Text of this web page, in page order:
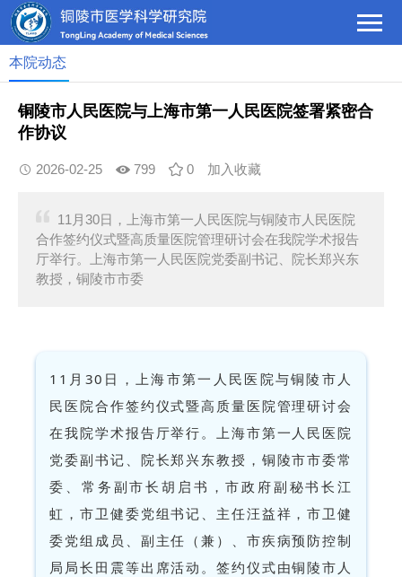
本院动态
铜陵市人民医院与上海市第一人民医院签署紧密合
作协议
2026-02-25 799 0 加入收藏
11月30日，上海市第一人民医院与铜陵市人民医院
合作签约仪式暨高质量医院管理研讨会在我院学术报告
厅举行。上海市第一人民医院党委副书记、院长郑兴东
教授，铜陵市市委
11月30日，上海市第一人民医院与铜陵市人
民医院合作签约仪式暨高质量医院管理研讨会
在我院学术报告厅举行。上海市第一人民医院
党委副书记、院长郑兴东教授，铜陵市市委常
委、常务副市长胡启书，市政府副秘书长江
虹，市卫健委党组书记、主任汪益祥，市卫健
委党组成员、副主任（兼）、市疾病预防控制
局局长田震等出席活动。签约仪式由铜陵市人